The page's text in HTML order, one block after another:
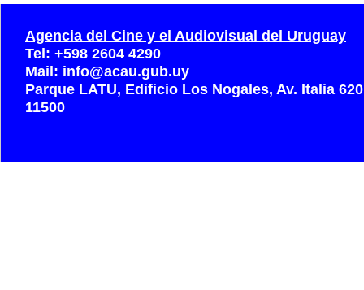
Agencia del Cine y el Audiovisual del Uruguay
Tel: +598 2604 4290
Mail: info@acau.gub.uy
Parque LATU, Edificio Los Nogales, Av. Italia
11500